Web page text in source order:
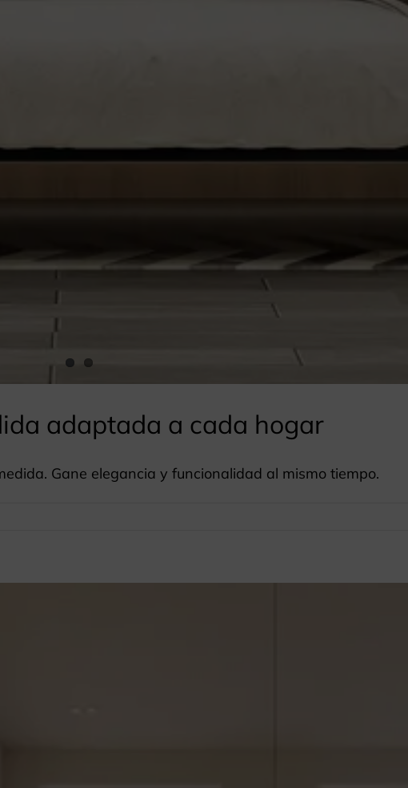
adaptada a cada hogar
Gane elegancia y funcionalidad al mismo tiempo.